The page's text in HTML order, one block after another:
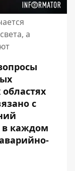
а
с
в каждом